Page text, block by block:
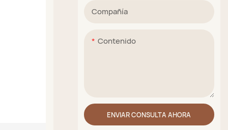
Compañía
Contenido
ENVIAR CONSULTA AHORA